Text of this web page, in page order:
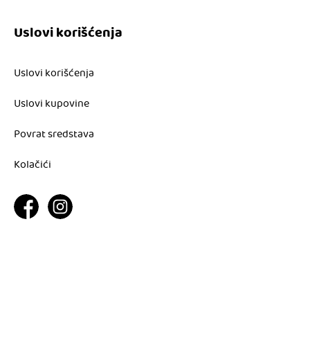
Uslovi korišćenja
Uslovi korišćenja
Uslovi kupovine
Povrat sredstava
Kolačići